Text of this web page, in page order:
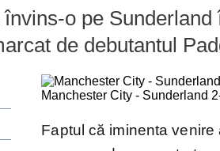
United
Campionate
League
o pe
de debutantul
Manchester City - Sunderland
Faptul că iminenta